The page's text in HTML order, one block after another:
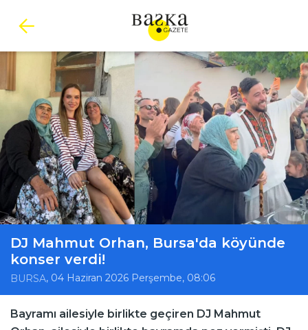
DJ Mahmut Orhan, Bursa'da köyünde
konser verdi!
BURSA, 04 Haziran 2026 Perşembe, 08:06
Bayramı ailesiyle birlikte geçiren DJ Mahmut